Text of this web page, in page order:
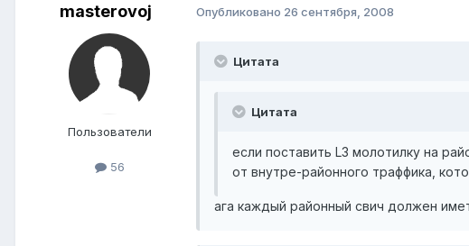
masterovoj
Пользователи
56
Опубликовано 26 сентября, 2008
Цитата
Цитата
если поставить L3 молотилку на
от внутре-районного траффика,
ага каждый районный свич должен